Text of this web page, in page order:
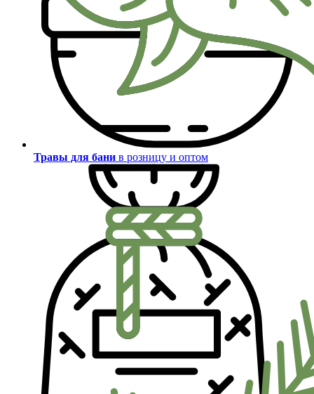
Травы для бани в розницу и оптом